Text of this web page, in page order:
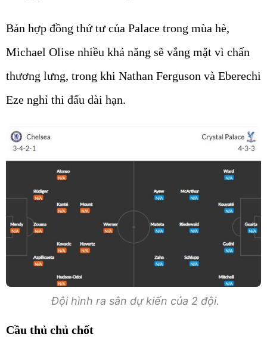
Bản hợp đồng thứ tư của Palace trong mùa hè,
Michael Olise nhiều khả năng sẽ vắng mặt vì chấn
thương lưng, trong khi Nathan Ferguson và Eberechi
Eze nghỉ thi đấu dài hạn.
Đội hình ra sân dự kiến của 2 đội.
Cầu thủ chủ chốt